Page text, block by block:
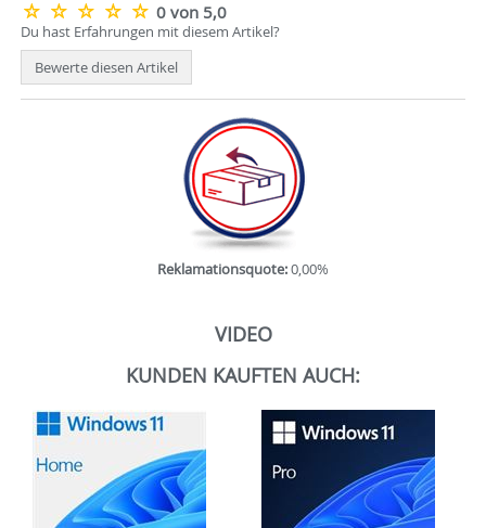
0 von 5,0
Du hast Erfahrungen mit diesem Artikel?
Bewerte diesen Artikel
Reklamationsquote:0,00%
VIDEO
KUNDEN KAUFTEN AUCH: